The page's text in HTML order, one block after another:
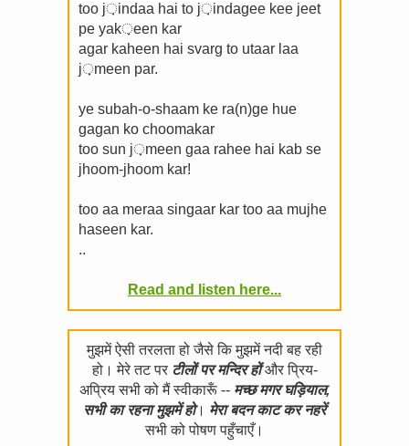
too j़indaa hai to j़indagee kee jeet
pe yak़een kar
agar kaheen hai svarg to utaar laa
j़meen par.
ye subah-o-shaam ke ra(n)ge hue
gagan ko choomakar
too sun j़meen gaa rahee hai kab se
jhoom-jhoom kar!
too aa meraa singaar kar too aa mujhe
haseen kar.
..
Read and listen here...
मुझमें ऐसी तरलता हो जैसे कि मुझमें नदी बह रही
हो। मेरे तट पर टीलों पर मन्दिर होंऔर प्रिय-
अप्रिय सभी को मैं स्वीकारूँ -- मच्छ मगर घड़ियाल,
सभी का रहना मुझमें हो। मेरा बदन काट कर नहरें
सभी को पोषण पहुँचाएँ।